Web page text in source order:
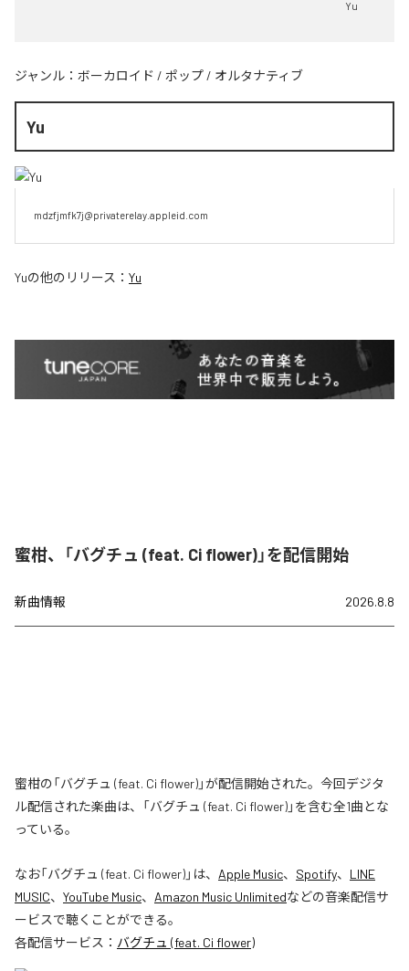
Yu
ジャンル： ボーカロイド / ポップ / オルタナティブ
Yu
mdzfjmfk7j@privaterelay.appleid.com
Yuの他のリリース： Yu
蜜柑、「バグチュ (feat. Ci flower)」を配信開始
新曲情報 2026.8.8
蜜柑の「バグチュ (feat. Ci flower)」が配信開始された。今回デジタ
ル配信された楽曲は、「バグチュ (feat. Ci flower)」を含む全1曲とな
っている。
なお「バグチュ (feat. Ci flower)」は、 Apple Music、 Spotify、 LINE
MUSIC、 YouTube Music、 Amazon Music Unlimitedなどの音楽配信サ
ービスで聴くことができる。
各配信サービス： バグチュ (feat. Ci flower)